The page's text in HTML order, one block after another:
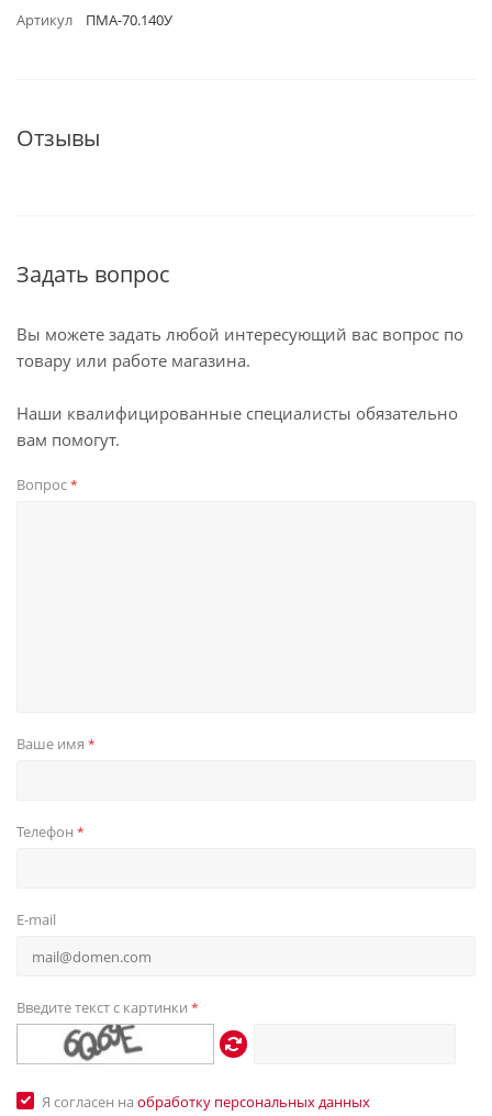
Артикул
ПМА-70.140У
Отзывы
Задать вопрос
Вы можете задать любой интересующий вас вопрос по
товару или работе магазина.
Наши квалифицированные специалисты обязательно
вам помогут.
Вопрос*
Ваше имя *
Телефон *
E-mail
Введите текст с картинки *
Я согласен на обработку персональных данных